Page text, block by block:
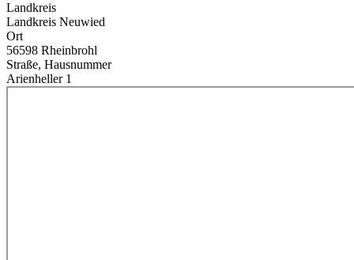
Landkreis
Landkreis Neuwied
Ort
56598 Rheinbrohl
Straße, Hausnummer
Arienheller 1